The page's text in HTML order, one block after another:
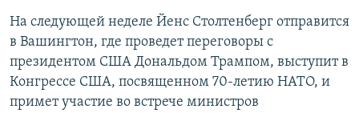
На следующей неделе Йенс Столтенберг отправится
в Вашингтон, где проведет переговоры с
президентом США Дональдом Трампом, выступит в
Конгрессе США, посвященном 70-летию НАТО, и
примет участие во встрече министров